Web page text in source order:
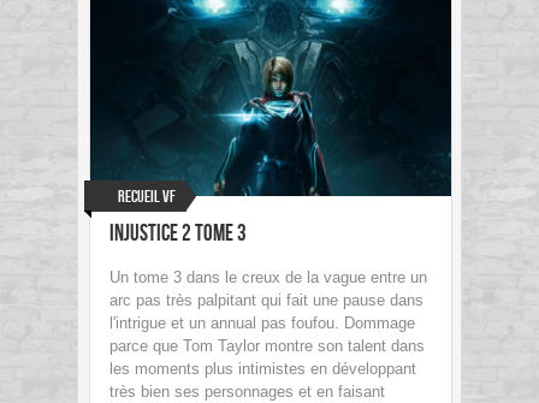
Recueil VF
Injustice 2 Tome 3
Un tome 3 dans le creux de la vague entre un
arc pas très palpitant qui fait une pause dans
l'intrigue et un annual pas foufou. Dommage
parce que Tom Taylor montre son talent dans
les moments plus intimistes en développant
très bien ses personnages et en faisant